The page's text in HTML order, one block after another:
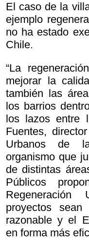
El caso de la
ejemplo
no ha estado
Chile.
“La
mejorar la
también las
los barrios
los lazos entre
Fuentes,
Urbanos de
organismo que
de distintas
Públicos
proyectos
razonable y el
en forma más